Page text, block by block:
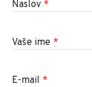
Naslov *
Vaše ime *
E-mail *